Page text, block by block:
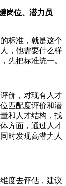
岗位、潜力员
标准，就是这个
，他需要什么样
先把标准统一。
价，对现有人才
匹配度评价和潜
和人才结构，找
方面，通过人才
时发现高潜力人
度去评估，建议